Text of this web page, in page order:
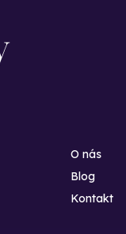
O nás
Blog
Kontakt